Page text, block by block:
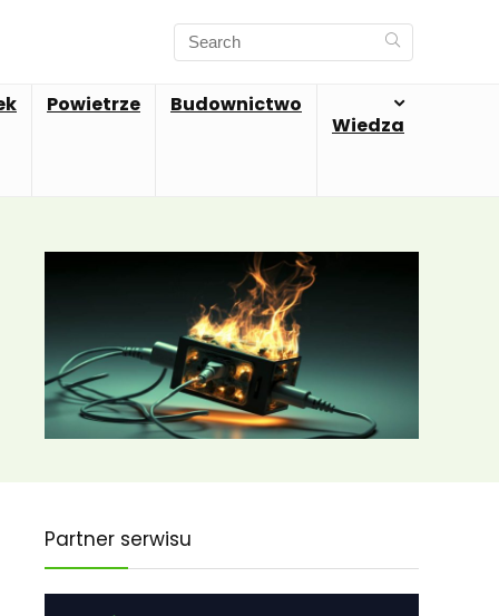
Powietrze
Budownictwo
Wiedza
Partner serwisu